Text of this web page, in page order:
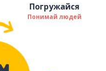
Погружайся
Понимай людей